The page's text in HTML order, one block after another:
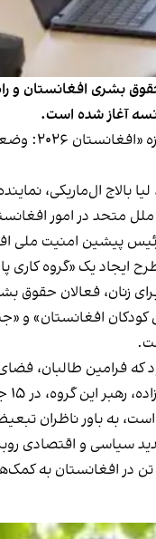
بشری افغانستان و
آغاز شده است.
بالاج ال‌ماریکی،
متحد در امور
پیشین امنیت ملی
ایجاد یک «گروه کاری
زنان، فعالان حقوق
فرامین طالبان،
در ۱۵ جدی ۱۴۰۴ صادر شد.
سیاسی و اقتصادی